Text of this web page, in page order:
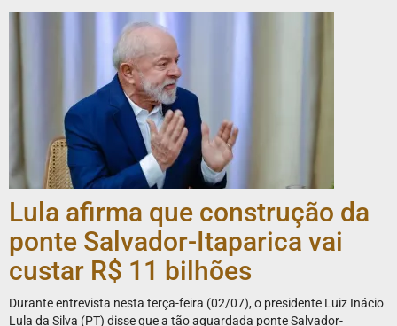
Lula afirma que construção da
ponte Salvador-Itaparica vai
custar R$ 11 bilhões
Durante entrevista nesta terça-feira (02/07), o presidente Luiz Inácio
Lula da Silva (PT) disse que a tão aguardada ponte Salvador-